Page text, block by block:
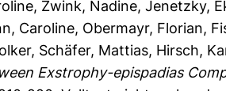
, Zwink, Nadine, Jenetzky,
Caroline, Obermayr, Florian,
, Schäfer, Mattias, Hirsch,
Exstrophy-epispadias